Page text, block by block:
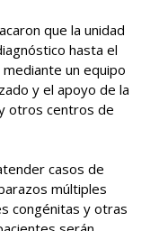
que la unidad
hasta el
un equipo
y el apoyo de la
otros centros de
casos de
múltiples
congénitas y otras